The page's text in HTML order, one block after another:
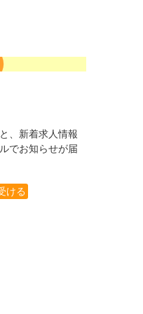
、新着求人情報
でお知らせが届
ける